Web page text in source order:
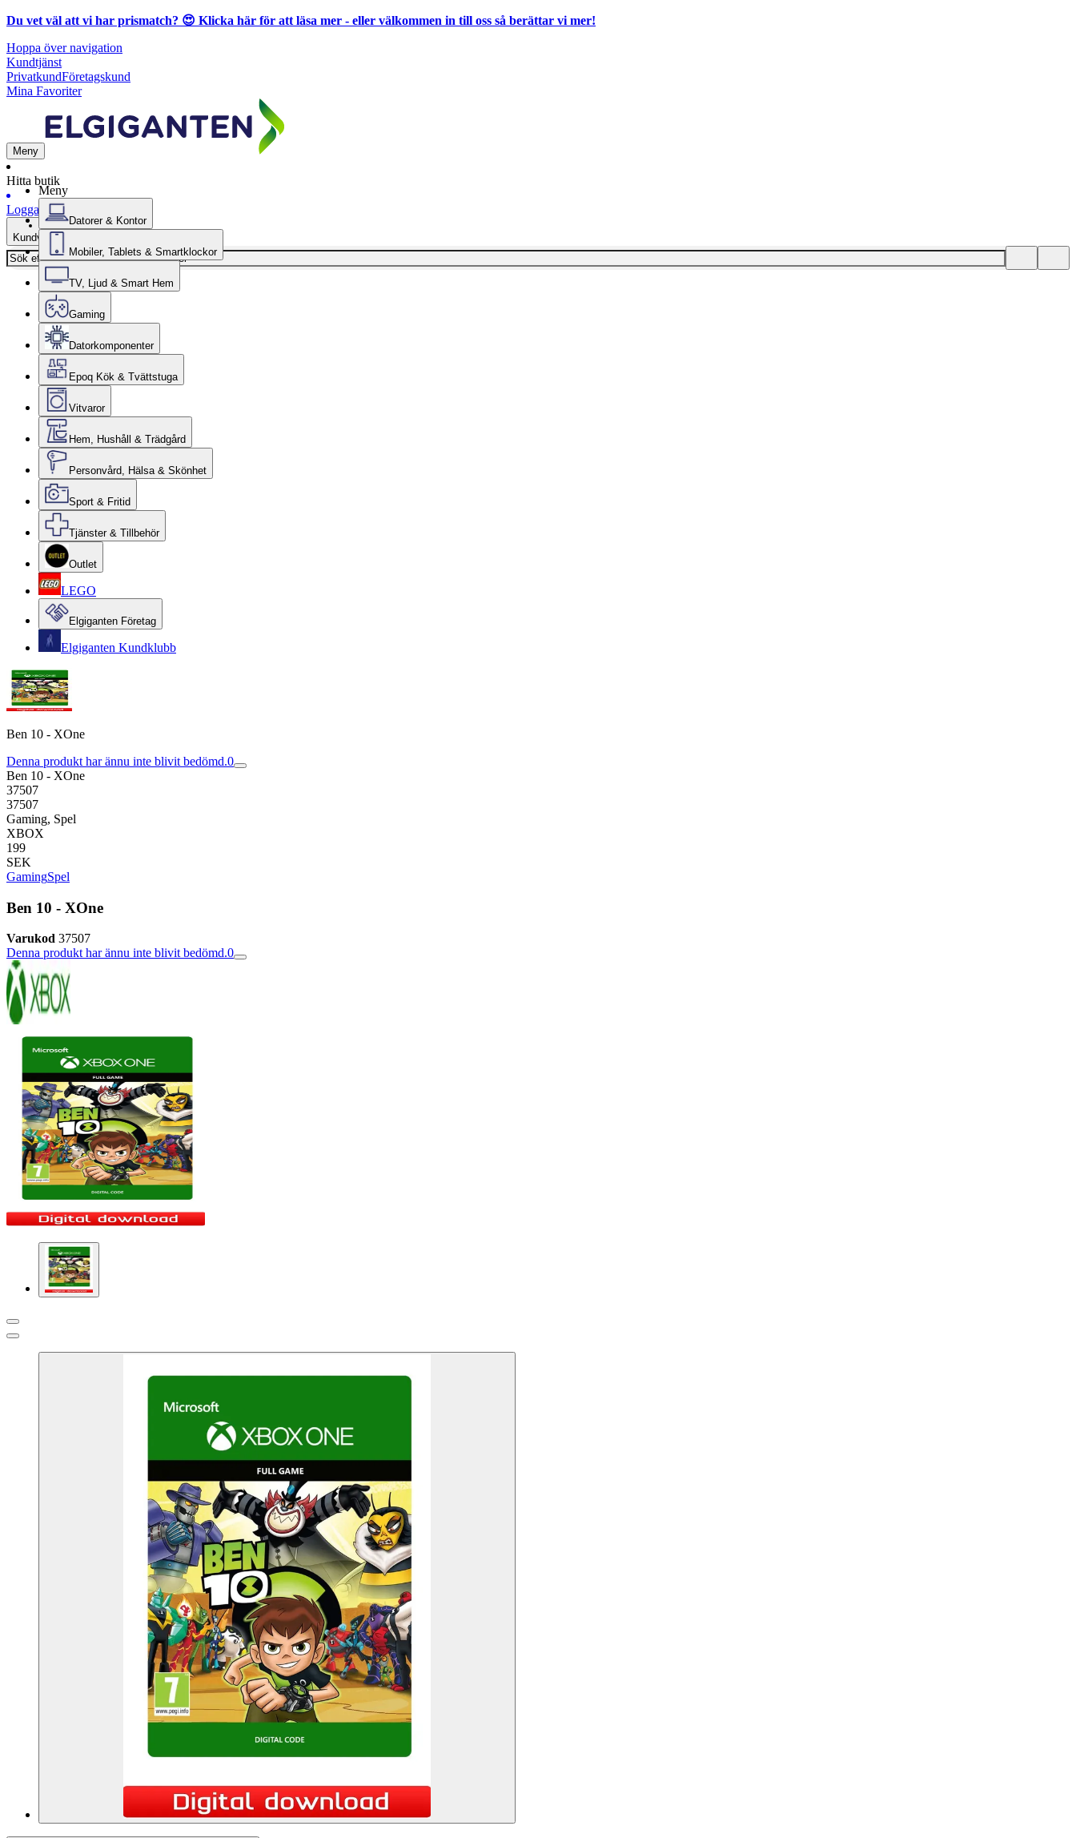
Du vet väl att vi har prismatch? 😍 Klicka här för att läsa mer - eller välkommen in till oss så berättar vi mer!
Hoppa över navigation
Kundtjänst
PrivatkundFöretagskund
Mina Favoriter
Meny
Hitta butik
Logga in
Kundvagn
Meny
Datorer & Kontor
Mobiler, Tablets & Smartklockor
TV, Ljud & Smart Hem
Gaming
Datorkomponenter
Epoq Kök & Tvättstuga
Vitvaror
Hem, Hushåll & Trädgård
Personvård, Hälsa & Skönhet
Sport & Fritid
Tjänster & Tillbehör
Outlet
LEGO
Elgiganten Företag
Elgiganten Kundklubb
Ben 10 - XOne
Denna produkt har ännu inte blivit bedömd.0
Ben 10 - XOne
37507
37507
Gaming, Spel
XBOX
199
SEK
GamingSpel
Ben 10 - XOne
Varukod 37507
Denna produkt har ännu inte blivit bedömd.0